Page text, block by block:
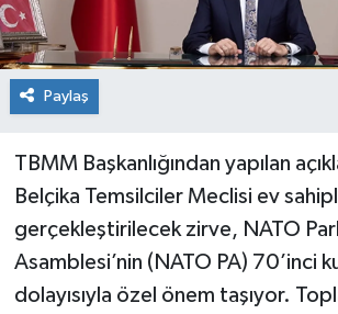
Paylaş
TBMM Başkanlığından yapılan
Belçika Temsilciler Meclisi ev
gerçekleştirilecek zirve, NATO
Asamblesi’nin (NATO PA) 70’inci
dolayısıyla özel önem taşıyor.